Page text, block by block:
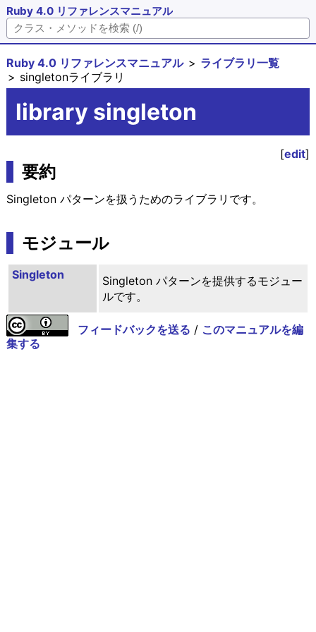
Ruby 4.0 リファレンスマニュアル
Ruby 4.0 リファレンスマニュアル
ライブラリ一覧
singletonライブラリ
library singleton
[edit]
要約
Singleton パターンを扱うためのライブラリです。
モジュール
Singleton
Singleton パターンを提供するモジュー
ルです。
フィードバックを送る / このマニュアルを編
集する